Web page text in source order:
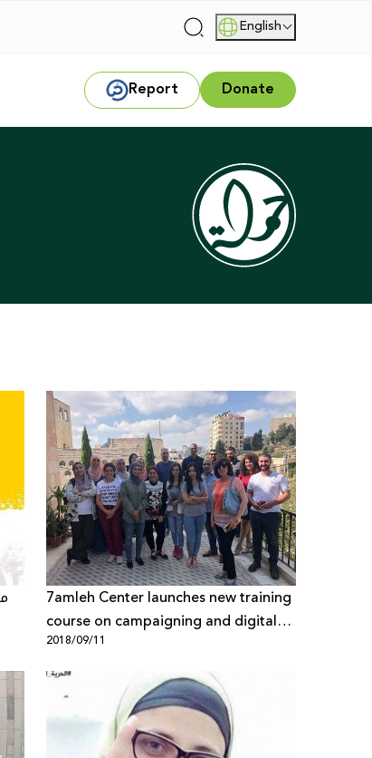
| English
Report Donate
7amleh Center launches new training
course on campaigning and digital
marketing for civil society
organizations in the West Bank
2018/09/11